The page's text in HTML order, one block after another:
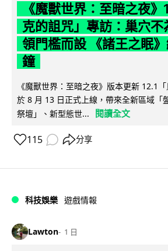
《魔獸世界：至暗之夜
克的詛咒」專訪：巢穴不
領門檻而設 《諸王之眠
鐘
《魔獸世界：至暗之夜》版本更新 12.1
於 8 月 13 日正式上線，帶來全新區域「
祭壇」、新型態世...
閱讀全文
115 分享
科技娛樂 遊戲情報
Lawton 1 日